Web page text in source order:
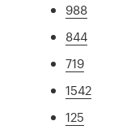
988
844
719
1542
125